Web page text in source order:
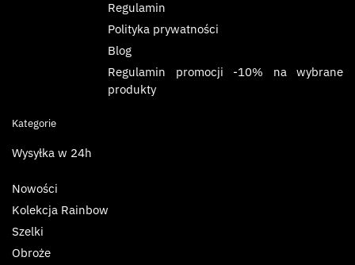
Regulamin
Polityka prywatności
Blog
Regulamin promocji -10% na wybrane
produkty
Kategorie
Wysyłka w 24h
Nowości
Kolekcja Rainbow
Szelki
Obroże